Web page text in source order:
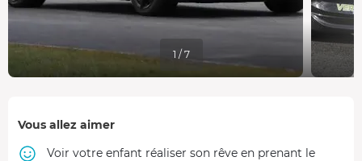
1 / 7
Vous allez aimer
Voir votre enfant réaliser son rêve en prenant le